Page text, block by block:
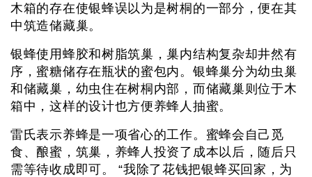
木箱的存在使银蜂误以为是树桐的一部分，便在其
中筑造储藏巢。
银蜂使用蜂胶和树脂筑巢，巢内结构复杂却井然有
序，蜜糖储存在瓶状的蜜包内。银蜂巢分为幼虫巢
和储藏巢，幼虫住在树桐内部，而储藏巢则位于木
箱中，这样的设计也方便养蜂人抽蜜。
雷氏表示养蜂是一项省心的工作。蜜蜂会自己觅
食、酿蜜，筑巢，养蜂人投资了成本以后，随后只
需等待收成即可。 “我除了花钱把银蜂买回家，为